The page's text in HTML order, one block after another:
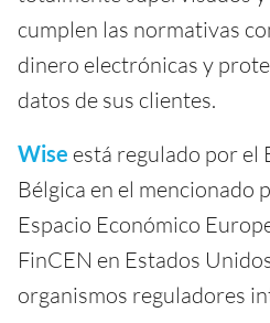
cumplen las normativas
dinero electrónicas y
datos de sus clientes.
Wise está regulado por el
Bélgica en el mencionado
Espacio Económico
FinCEN en Estados
organismos reguladores